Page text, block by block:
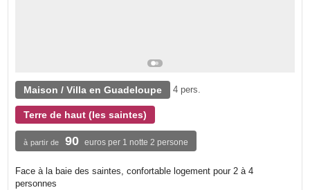
Maison / Villa en Guadeloupe 4 pers.
Terre de haut (les saintes)
à partir de 90 euros per 1 notte 2 persone
Face à la baie des saintes, confortable logement pour 2 à 4
personnes